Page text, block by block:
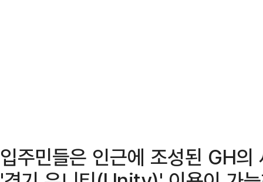
입주민들은 인근에 조성된 GH